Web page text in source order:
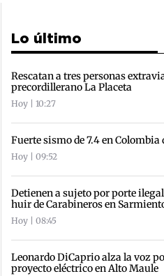
Lo último
Rescatan a tres personas
precordillerano La Placeta
Hoy | 10:27
Fuerte sismo de 7.4 en
Hoy | 09:52
Detienen a sujeto por porte
huir de Carabineros en
Hoy | 08:45
Leonardo DiCaprio alza la voz
proyecto eléctrico en Alto Maule